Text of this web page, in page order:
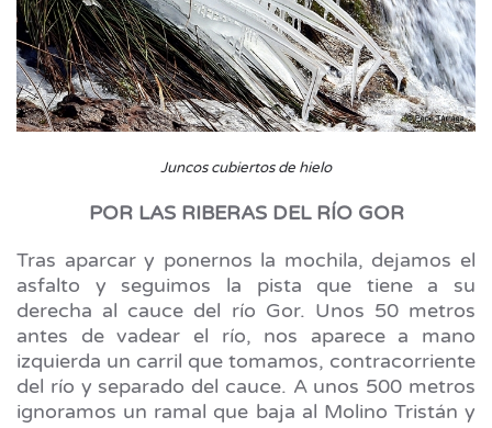
Juncos cubiertos de hielo
POR LAS RIBERAS DEL RÍO GOR
Tras aparcar y ponernos la mochila, dejamos el
asfalto y seguimos la pista que tiene a su
derecha al cauce del río Gor. Unos 50 metros
antes de vadear el río, nos aparece a mano
izquierda un carril que tomamos, contracorriente
del río y separado del cauce. A unos 500 metros
ignoramos un ramal que baja al Molino Tristán y